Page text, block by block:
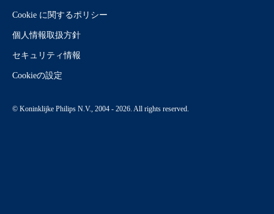
Cookie に関するポリシー
個人情報取扱方針
セキュリティ情報
Cookieの設定
© Koninklijke Philips N.V., 2004 - 2026. All rights reserved.